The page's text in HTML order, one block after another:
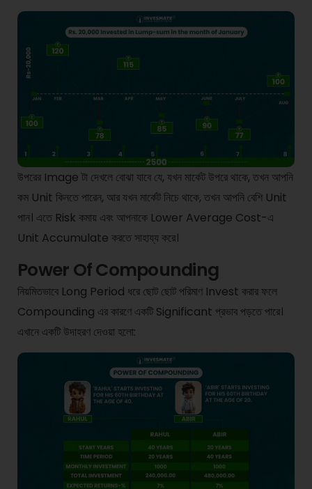
উপরের Image টা দেখলে বোঝা যাবে যে, যখন মার্কেট উপরে থাকে, তখন আপনি
কম Unit কিনতে পারেন, আর যখন মার্কেট নিচে থাকে, তখন আপনি বেশি Unit
পান। এতে Risk কমায় এবং আপনাকে Lower Average Cost-এ
Unit Accumulate করতে সাহায্য করে।
Power Of Compounding
নিয়মিতভাবে Long Period ধরে ছোট ছোট পরিমাণ Invest করার ফলে
Compounding এর কারণে একটি Significant প্রভাব পড়তে পারে।
এখানে একটি উদাহরণ দেওয়া হলো: